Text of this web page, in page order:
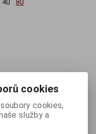
40 80
cookies
cookies,
služby a